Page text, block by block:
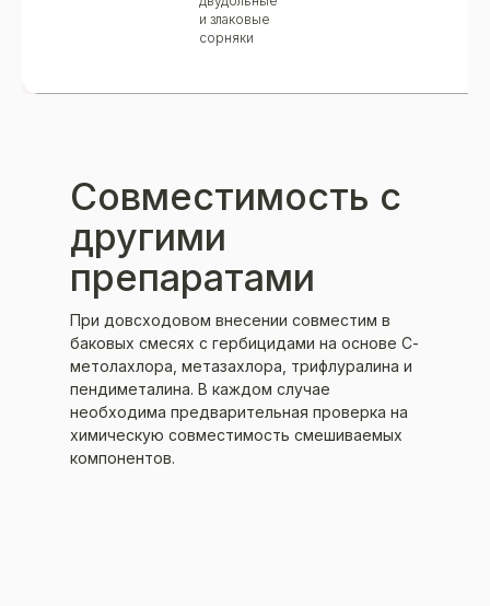
и злаковые
сорняки
Совместимость с
другими
препаратами
При довсходовом внесении совместим в
баковых смесях с гербицидами на основе С-
метолахлора, метазахлора, трифлуралина и
пендиметалина. В каждом случае
необходима предварительная проверка на
химическую совместимость смешиваемых
компонентов.